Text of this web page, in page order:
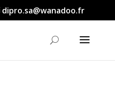
dipro.sa@wanadoo.fr